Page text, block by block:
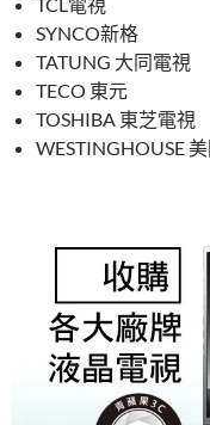
SYNCO新格
TATUNG 大同電視
TECO 東元
TOSHIBA 東芝電視
WESTINGHOUSE